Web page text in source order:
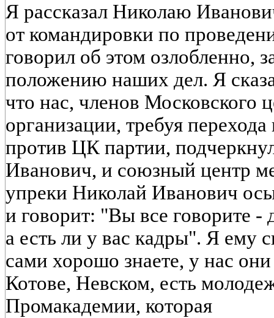
Я рассказал Николаю
от командировки по
говорил об этом озлобленно,
положению наших дел. Я
что нас, членов Московского
организации, требуя
против ЦК партии,
Иванович, и союзный центр
упреки Николай Иванович
и говорит: "Вы все говорите -
а есть ли у вас кадры". Я ему
сами хорошо знаете, у нас
Котове, Невском, есть
Промакадемии, которая